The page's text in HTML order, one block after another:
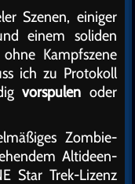
Szenen, einiger
einem soliden
Kampfszene
ich zu Protokoll
vorspulen oder
Zombie-
Altideen-
Star Trek-Lizenz